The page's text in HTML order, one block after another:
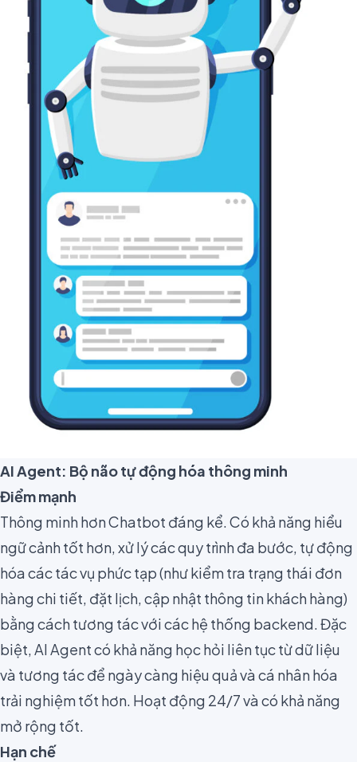
AI Agent: Bộ não tự động hóa thông minh
Điểm mạnh
Thông minh hơn Chatbot đáng kể. Có khả năng hiểu
ngữ cảnh tốt hơn, xử lý các quy trình đa bước, tự động
hóa các tác vụ phức tạp (như kiểm tra trạng thái đơn
hàng chi tiết, đặt lịch, cập nhật thông tin khách hàng)
bằng cách tương tác với các hệ thống backend. Đặc
biệt, AI Agent có khả năng học hỏi liên tục từ dữ liệu
và tương tác để ngày càng hiệu quả và cá nhân hóa
trải nghiệm tốt hơn. Hoạt động 24/7 và có khả năng
mở rộng tốt.
Hạn chế